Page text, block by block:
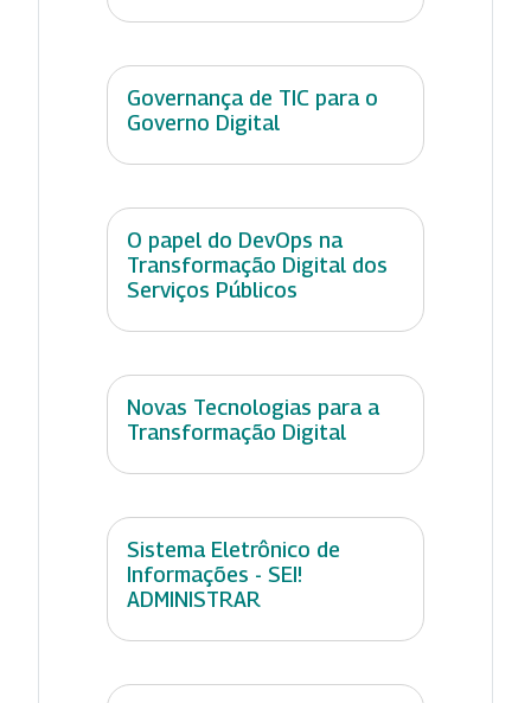
Governança de TIC para o
Governo Digital
O papel do DevOps na
Transformação Digital dos
Serviços Públicos
Novas Tecnologias para a
Transformação Digital
Sistema Eletrônico de
Informações - SEI!
ADMINISTRAR